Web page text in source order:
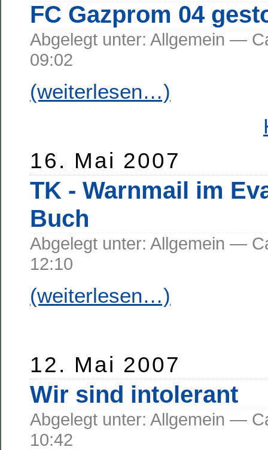
FC Gazprom 04
Abgelegt unter: Allgemein —
09:02
(weiterlesen…)
16. Mai 2007
TK - Warnmail im
Buch
Abgelegt unter: Allgemein —
12:10
(weiterlesen…)
12. Mai 2007
Wir sind intolerant
Abgelegt unter: Allgemein —
10:42